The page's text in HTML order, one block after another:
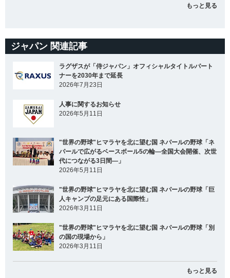
もっと見る
ジャパン 関連記事
ラグザスが「侍ジャパン」オフィシャルタイトルパート
ナーを2030年まで延長
2026年7月23日
人事に関するお知らせ
2026年5月11日
"世界の野球"ヒマラヤを北に望む国 ネパールの野球「ネ
パールで広がるベースボール5の輪―全国大会開催、次世
代につながる3日間―」
2026年5月11日
"世界の野球"ヒマラヤを北に望む国 ネパールの野球「巨
人キャンプの足元にある国際性」
2026年3月11日
"世界の野球"ヒマラヤを北に望む国 ネパールの野球「別
の国の現場から」
2026年3月11日
もっと見る